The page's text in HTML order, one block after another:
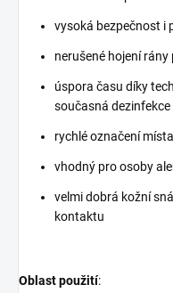
vysoká bezpečnost i
nerušené hojení rány
úspora času díky
současná
rychlé označení
vhodný pro osoby
velmi dobrá kožní
kontaktu
Oblast použití: